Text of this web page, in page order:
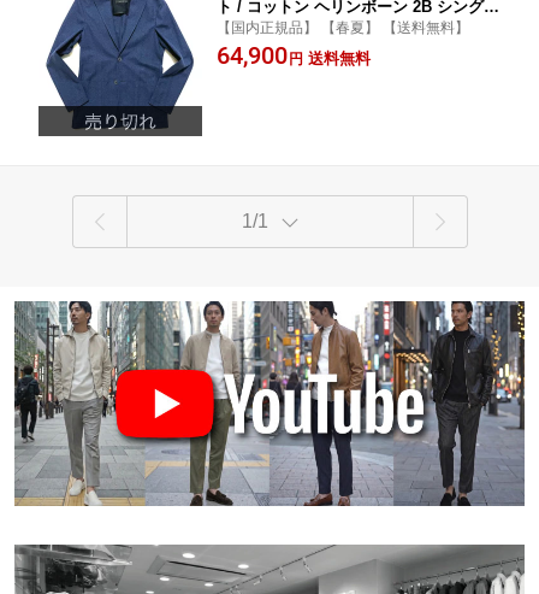
ト / コットン ヘリンボーン 2B シングル
パッチポケット ニットジャケット ネイ
ビー / メンズ イタリア ビジネス カジュ
【国内正規品】 【春夏】 【送料無料】
64,900 円 送料無料
1/1